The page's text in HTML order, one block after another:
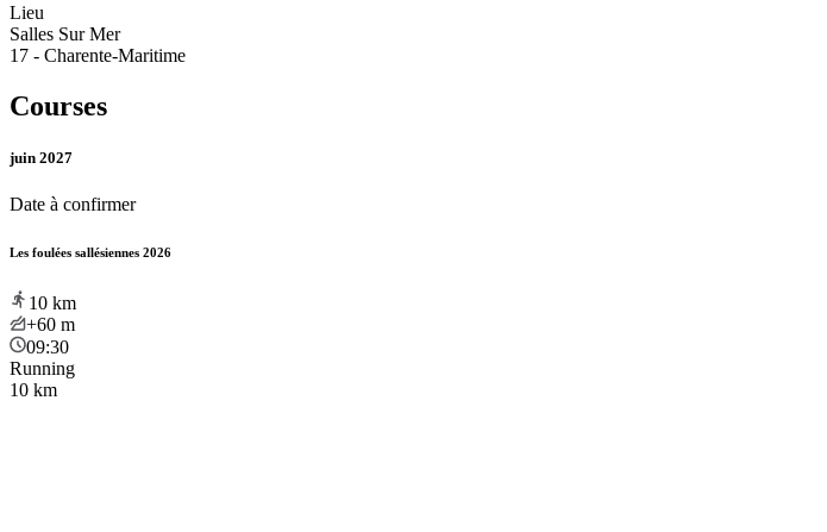
Lieu
Salles Sur Mer
17 - Charente-Maritime
Courses
juin 2027
Date à confirmer
Les foulées sallésiennes 2026
10 km
+60 m
09:30
Running
10 km